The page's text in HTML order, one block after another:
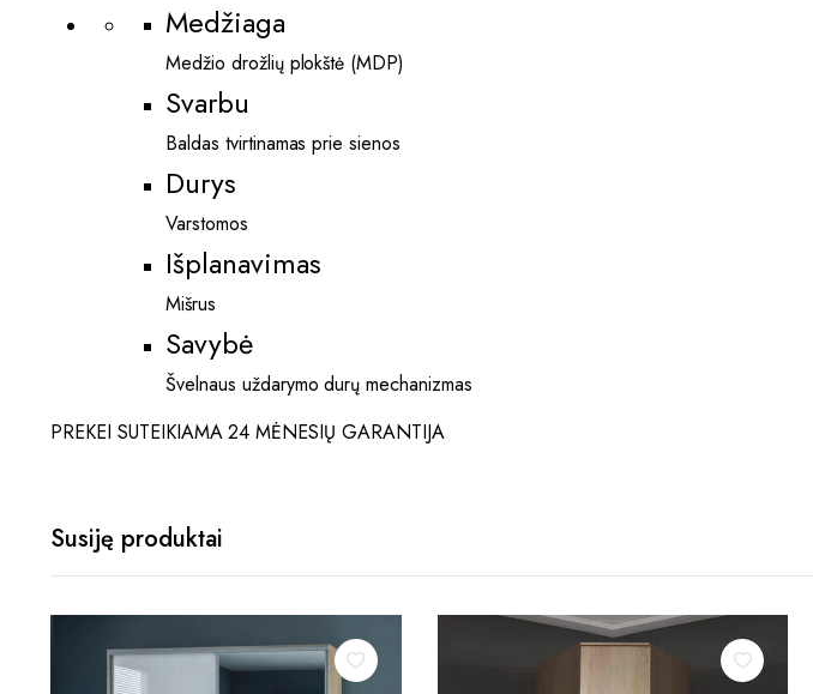
Medžiaga
Medžio drožlių plokštė (MDP)
Svarbu
Baldas tvirtinamas prie sienos
Durys
Varstomos
Išplanavimas
Mišrus
Savybė
Švelnaus uždarymo durų mechanizmas
PREKEI SUTEIKIAMA 24 MĖNESIŲ GARANTIJA
Susiję produktai